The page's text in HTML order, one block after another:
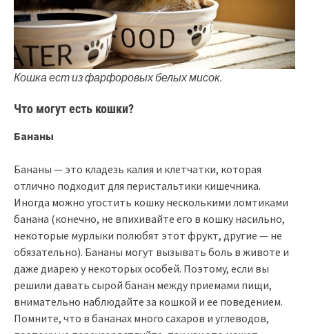
Кошка ест из фарфоровых белых мисок.
Что могут есть кошки?
Бананы
Бананы — это кладезь калия и клетчатки, которая
отлично подходит для перистальтики кишечника.
Иногда можно угостить кошку несколькими ломтиками
банана (конечно, не впихивайте его в кошку насильно,
некоторые мурлыки полюбят этот фрукт, другие — не
обязательно). Бананы могут вызывать боль в животе и
даже диарею у некоторых особей. Поэтому, если вы
решили давать сырой банан между приемами пищи,
внимательно наблюдайте за кошкой и ее поведением.
Помните, что в бананах много сахаров и углеводов,